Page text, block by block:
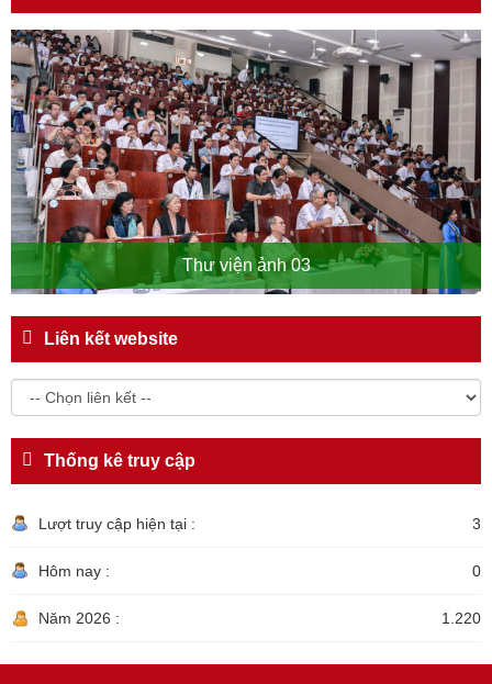
Thư viện ảnh 03
Liên kết website
Thống kê truy cập
Lượt truy cập hiện tại : 3
Hôm nay : 0
Năm 2026 : 1.220